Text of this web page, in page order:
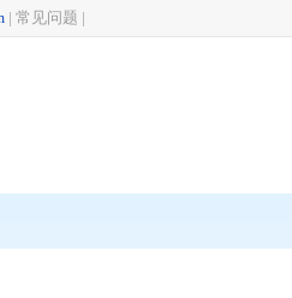
| 常见问题 |